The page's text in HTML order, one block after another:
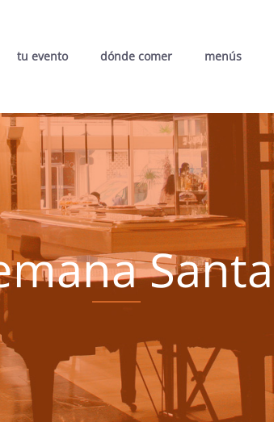
tu evento dónde comer menús
Santa